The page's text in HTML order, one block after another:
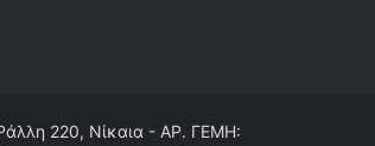
220, Νίκαια - ΑΡ. ΓΕΜΗ: